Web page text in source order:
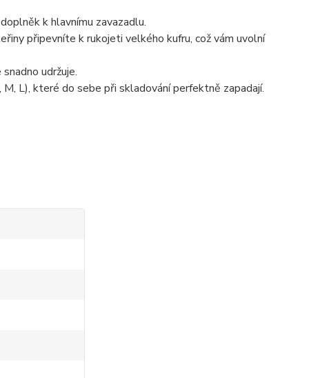
k hlavnímu zavazadlu.
připevníte k rukojeti velkého kufru, což vám uvolní
udržuje.
L), které do sebe při skladování perfektně zapadají.